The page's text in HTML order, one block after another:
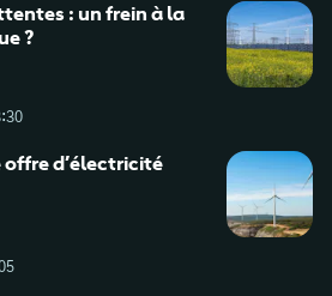
: un frein à la
?
d’électricité